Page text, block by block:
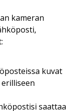
kameran
kuvat
saattaa